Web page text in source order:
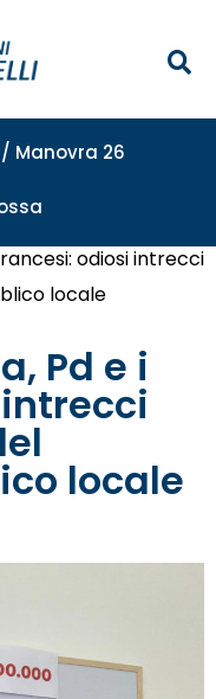
Manovra 26
odiosi intrecci
locale
Pd e i
locale